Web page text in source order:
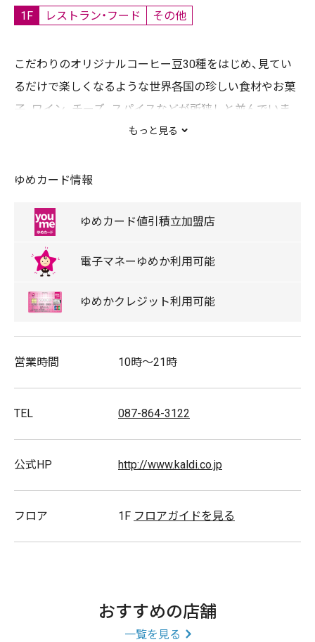
1F レストラン・フード その他
こだわりのオリジナルコーヒー豆30種をはじめ、見てい
るだけで楽しくなるような世界各国の珍しい食材やお菓
子、ワイン、チーズ、スパイスなどが所狭しと並んでいま
す。店頭でサービスをしているオリジナルブレンドのコ
い。
間】 10時～21時
スタッフ募集
もっと見る
ゆめカード情報
ゆめカード値引積立加盟店
電子マネー ゆめか利用可能
ゆめかクレジット利用可能
営業時間 10時〜21時
TEL 087-864-3122
公式HP http://www.kaldi.co.jp
フロア 1F フロアガイドを見る
おすすめの店舗
一覧を見る